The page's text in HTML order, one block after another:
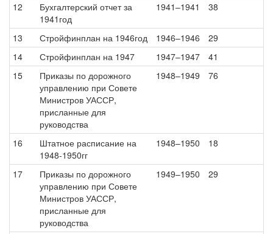
12
Бухгалтерский отчет за
1941год
1941–1941 38
13 Стройфинплан на 1946год 1946–1946
29
14
Стройфинплан на 1947 1947–1947
41
15
Приказы по дорожного
управлению при Совете
Министров УАССР,
присланные для
руководства
1948–1949 76
16
Штатное расписание на
1948-1950гг
1948–1950 18
17
Приказы по дорожного
управлению при Совете
Министров УАССР,
присланные для
руководства
1949–1950 29